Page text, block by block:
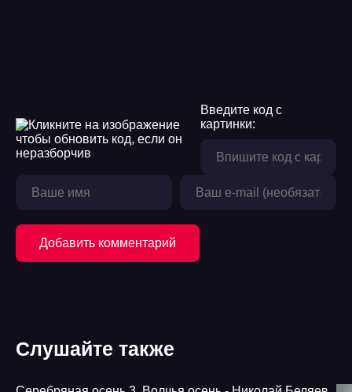
Введите код с
картинки:
Добавить комментарий
Слушайте также